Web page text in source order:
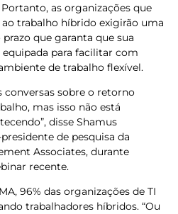
as organizações que
trabalho híbrido exigirão uma
que garanta que sua
para facilitar com
de trabalho flexível.
conversas sobre o retorno
mas isso não está
disse Shamus
de pesquisa da
Associates, durante
recente.
96% das organizações de TI
trabalhadores híbridos. “Ou